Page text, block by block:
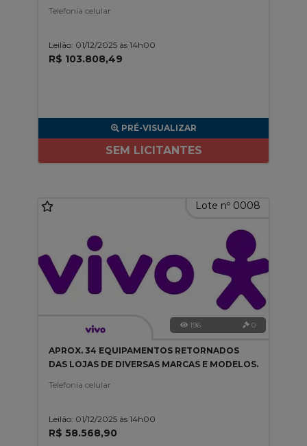
Telefonia celular
Leilão: 01/12/2025 às 14h00
R$ 103.808,49
PRÉ-VISUALIZAR
SEM LICITANTES
Lote nº 0008
196 0
APROX. 34 EQUIPAMENTOS RETORNADOS
DAS LOJAS DE DIVERSAS MARCAS E MODELOS.
Telefonia celular
Leilão: 01/12/2025 às 14h00
R$ 58.568,90